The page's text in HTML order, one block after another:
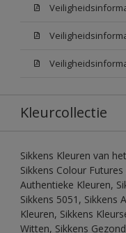
Kleurcollectie
Sikkens Kleuren van
Sikkens Colour Futures
Authentieke Kleuren,
Sikkens 5051, Sikkens
Kleuren, Sikkens
Witten, Sikkens